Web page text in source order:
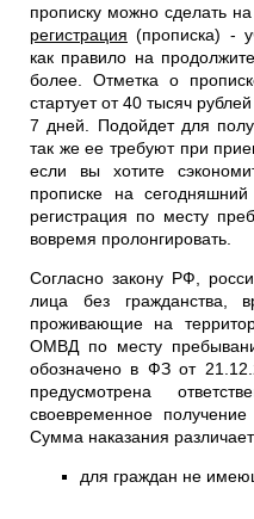
прописку можно сделать
регистрация (прописка) -
как правило на
более. Отметка о
стартует от 40 тысяч
7 дней. Подойдет для
так же ее требуют при
если вы хотите
прописке на
регистрация по месту
вовремя пролонгировать.
Согласно закону РФ,
лица без гражданства,
проживающие на
ОМВД по месту
обозначено в ФЗ от
предусмотрена
своевременное
Сумма наказания
для граждан не